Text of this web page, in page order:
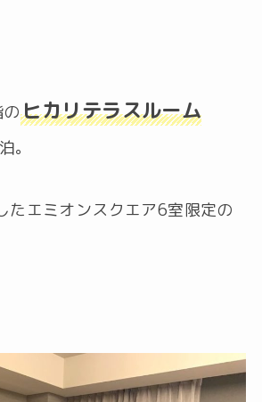
ヒカリテラスルーム
。
たエミオンスクエア6室限定の